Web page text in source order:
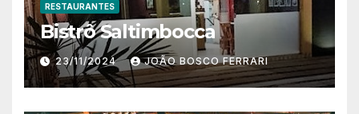
RESTAURANTES
Bistrô Saltimbocca
23/11/2024 JOÃO BOSCO FERRARI